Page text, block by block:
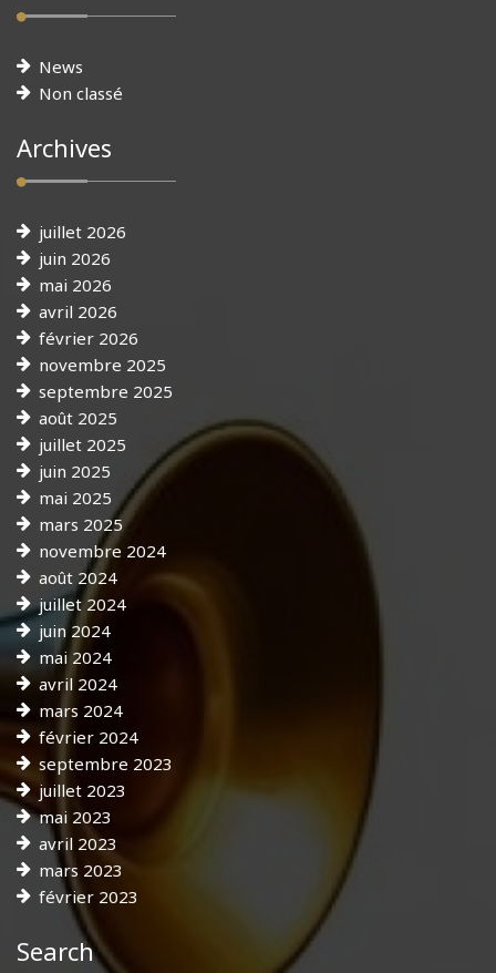
News
Non classé
Archives
juillet 2026
juin 2026
mai 2026
avril 2026
février 2026
novembre 2025
septembre 2025
août 2025
juillet 2025
juin 2025
mai 2025
mars 2025
novembre 2024
août 2024
juillet 2024
juin 2024
mai 2024
avril 2024
mars 2024
février 2024
septembre 2023
juillet 2023
mai 2023
avril 2023
mars 2023
février 2023
Search